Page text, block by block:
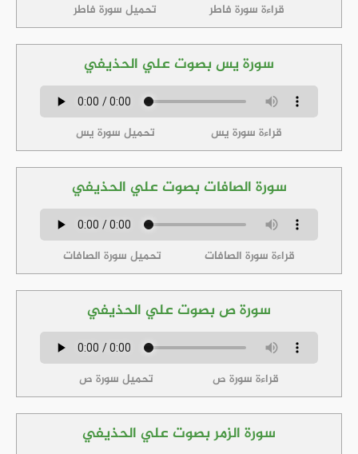
قراءة سورة فاطر تحميل سورة فاطر
سورة يس بصوت علي الحذيفي
قراءة سورة يس تحميل سورة يس
سورة الصافات بصوت علي الحذيفي
قراءة سورة الصافات تحميل سورة الصافات
سورة ص بصوت علي الحذيفي
قراءة سورة ص تحميل سورة ص
سورة الزمر بصوت علي الحذيفي